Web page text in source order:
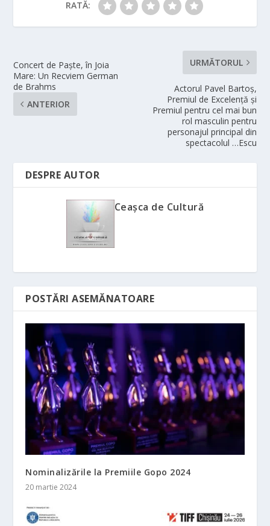
RATĂ:
Concert de Paște, în Joia
Mare: Un Recviem German
de Brahms
ANTERIOR
URMĂTORUL
Actorul Pavel Bartoș,
Premiul de Excelență și
Premiul pentru cel mai bun
rol masculin pentru
personajul principal din
spectacolul …Escu
DESPRE AUTOR
Ceașca de Cultură
POSTĂRI ASEMĂNATOARE
Nominalizările la Premiile Gopo 2024
20 martie 2024